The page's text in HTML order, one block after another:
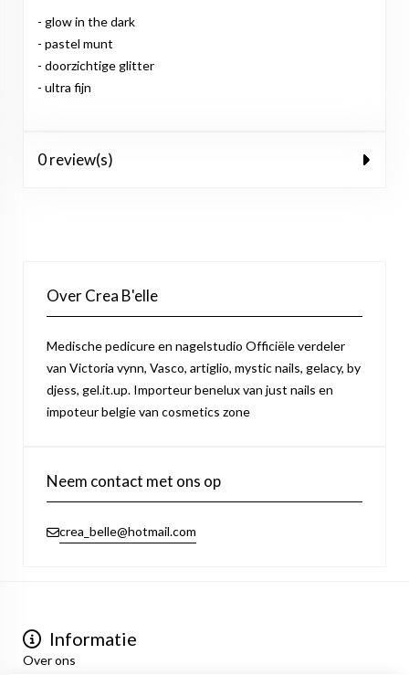
- glow in the dark
- pastel munt
- doorzichtige glitter
- ultra fijn
0 review(s)
Over Crea B'elle
Medische pedicure en nagelstudio Officiële verdeler
van Victoria vynn, Vasco, artiglio, mystic nails, gelacy, by
djess, gel.it.up. Importeur benelux van just nails en
impoteur belgie van cosmetics zone
Neem contact met ons op
crea_belle@hotmail.com
Informatie
Over ons